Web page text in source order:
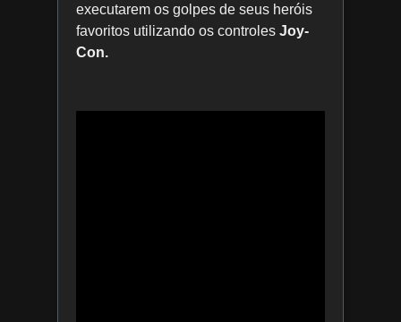
executarem os golpes de seus heróis
favoritos utilizando os controles Joy-
Con.